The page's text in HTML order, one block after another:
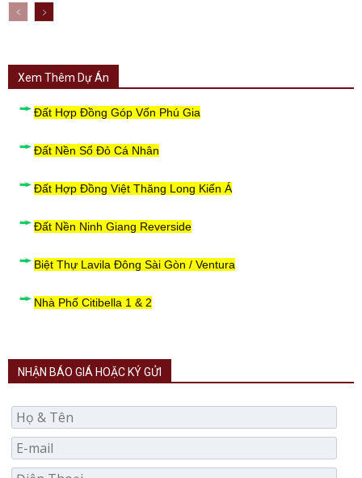
Xem Thêm Dự Án
Đất Hợp Đồng Góp Vốn Phú Gia
Đất Nền Sổ Đỏ Cá Nhân
Đất Hợp Đồng Việt Thăng Long Kiến Á
Đất Nền Ninh Giang Reverside
Biệt Thự Lavila Đông Sài Gòn / Ventura
Nhà Phố Citibella 1 & 2
NHẬN BÁO GIÁ HOẶC KÝ GỬI